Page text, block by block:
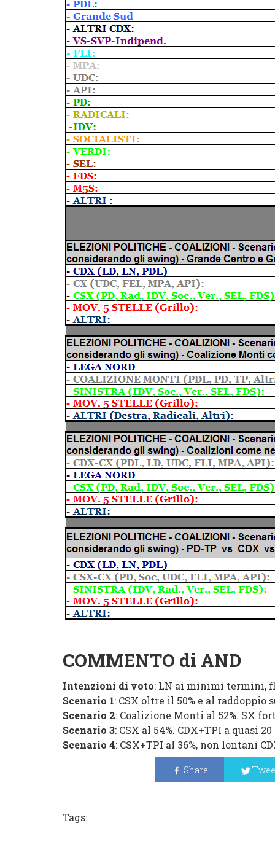
COMMENTO di AND
Intenzioni di voto: LN ai minimi termini,
Scenario 1: CSX oltre il 50% e al raddoppio
Scenario 2: Coalizione Monti al 52%. SX
Scenario 3: CSX al 54%. CDX+TPI a quasi
Scenario 4: CSX+TPI al 36%, non lontani
Share
Tags: